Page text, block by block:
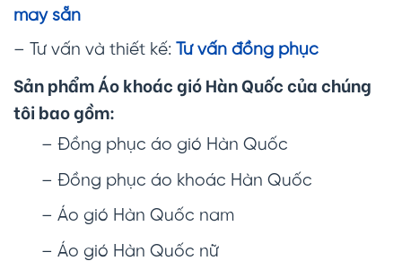
may sẵn
– Tư vấn và thiết kế: Tư vấn đồng phục
Sản phẩm Áo khoác gió Hàn Quốc của chúng
tôi bao gồm:
– Đồng phục áo gió Hàn Quốc
– Đồng phục áo khoác Hàn Quốc
– Áo gió Hàn Quốc nam
– Áo gió Hàn Quốc nữ